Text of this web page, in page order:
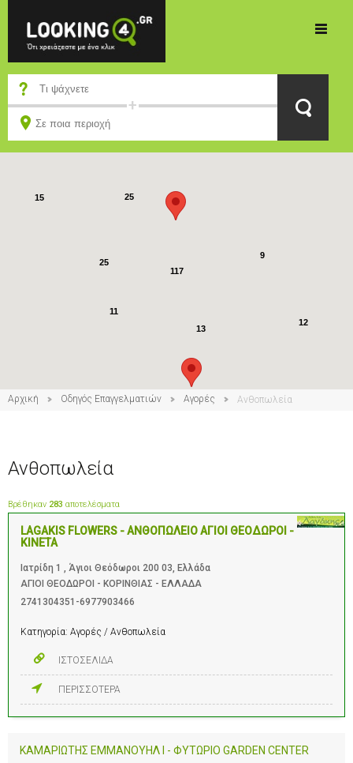
117
25
25
15
4
9
12
11
13
2
Αρχική Οδηγός Επαγγελματιών Αγορές Ανθοπωλεία
Ανθοπωλεία
Βρέθηκαν 283 αποτελέσματα
LAGAKIS FLOWERS - ΑΝΘΟΠΩΛΕΙΟ ΑΓΙΟΙ ΘΕΟΔΩΡΟΙ -
ΚΙΝΕΤΑ
Iατρίδη 1 , Άγιοι Θεόδωροι 200 03, Ελλάδα
ΑΓΙΟΙ ΘΕΟΔΩΡΟΙ - ΚΟΡΙΝΘΙΑΣ - ΕΛΛΑΔΑ
2741304351-6977903466
Κατηγορία: Αγορές / Ανθοπωλεία
ΙΣΤΟΣΕΛΙΔΑ
ΠΕΡΙΣΣΟΤΕΡΑ
ΚΑΜΑΡΙΩΤΗΣ ΕΜΜΑΝΟΥΗΛ Ι - ΦΥΤΩΡΙΟ GARDEN CENTER